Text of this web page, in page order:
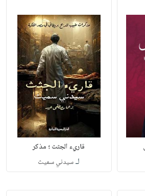
قاريء الجثث ؛ مذكر
لـسيدني سميث